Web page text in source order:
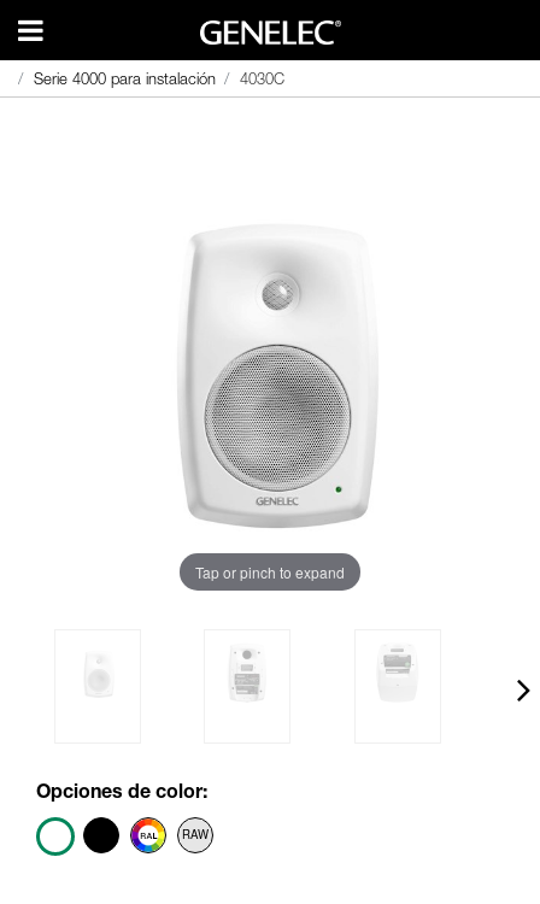
Serie 4000 para instalación 4030C
Serie 4000 para instalación 4030C
Tap or pinch to expand
Opciones de color: